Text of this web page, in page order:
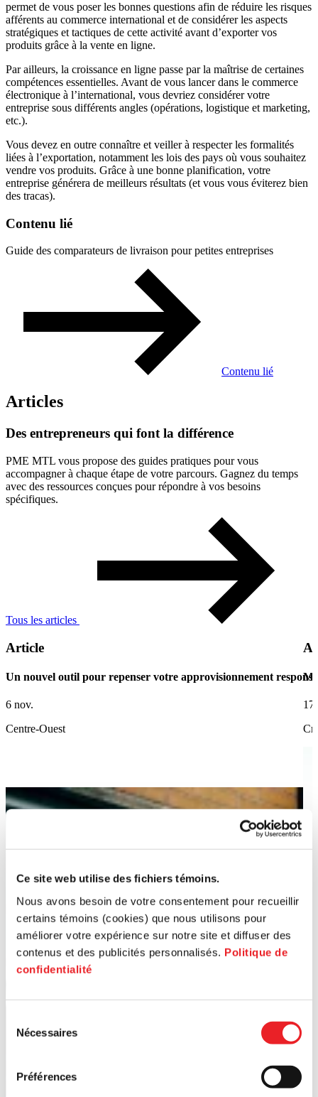
Ce site web utilise des fichiers témoins.
Nous avons besoin de votre consentement pour recueillir
certains témoins (cookies) que nous utilisons pour
améliorer votre expérience sur notre site et diffuser des
contenus et des publicités personnalisés. Politique de
confidentialité
Nécessaires
Préférences
permet de vous poser les bonnes questions afin de réduire les risques
afférents au commerce international et de considérer les aspects
stratégiques et tactiques de cette activité avant d’exporter vos
produits grâce à la vente en ligne.
Par ailleurs, la croissance en ligne passe par la maîtrise de certaines
compétences essentielles. Avant de vous lancer dans le commerce
électronique à l’international, vous devriez considérer votre
entreprise sous différents angles (opérations, logistique et marketing,
etc.).
Vous devez en outre connaître et veiller à respecter les formalités
liées à l’exportation, notamment les lois des pays où vous souhaitez
vendre vos produits. Grâce à une bonne planification, votre
entreprise générera de meilleurs résultats (et vous vous éviterez bien
des tracas).
Contenu lié
Guide des comparateurs de livraison pour petites entreprises
Contenu lié
Articles
Des entrepreneurs qui font la différence
PME MTL vous propose des guides pratiques pour vous
accompagner à chaque étape de votre parcours. Gagnez du temps
avec des ressources conçues pour répondre à vos besoins
spécifiques.
Tous les articles
Article
Un nouvel outil pour repenser votre approvisionnement
6 nov.
Centre-Ouest
17